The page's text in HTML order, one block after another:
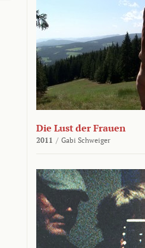
Die Lust der Frauen
2011 / Gabi Schweiger